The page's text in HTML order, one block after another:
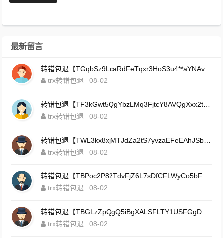
最新留言
trx转错包退
08-02
trx转错包退
08-02
trx转错包退
08-02
trx转错包退
08-02
trx转错包退
08-02